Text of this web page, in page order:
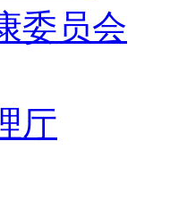
委员会
厅